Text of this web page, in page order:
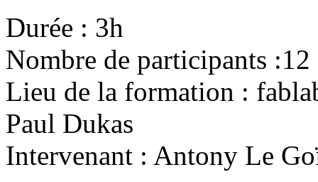
Durée : 3h
Nombre de participants :12
Lieu de la formation :
Paul Dukas
Intervenant : Antony Le